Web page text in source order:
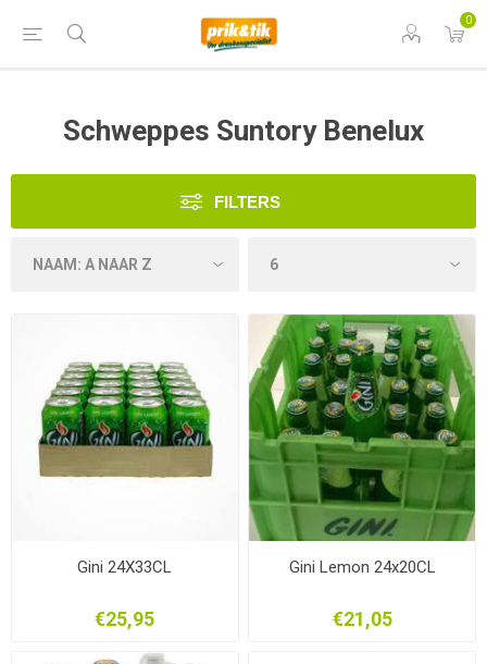
0
Schweppes Suntory Benelux
FILTERS
Gini 24X33CL
€25,95
Gini Lemon 24x20CL
€21,05